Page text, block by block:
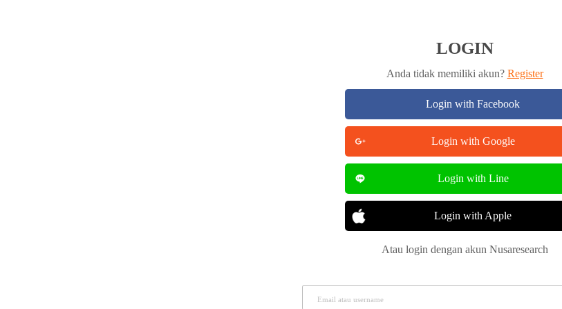
LOGIN
Anda tidak memiliki akun? Register
Login with Facebook
Login with Google
Login with Line
Login with Apple
Atau login dengan akun Nusaresearch
Email atau username